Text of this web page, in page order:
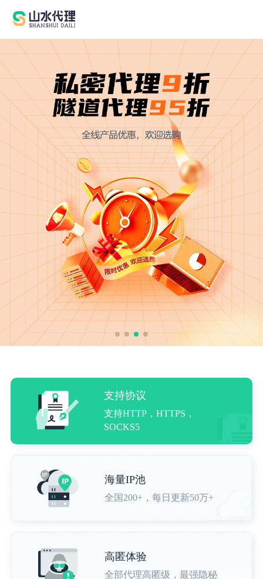
支持协议
支持HTTP，HTTPS，
SOCKS5
海量IP池
全国200+，每日更新50万+
高匿体验
全部代理高匿级，最强隐秘